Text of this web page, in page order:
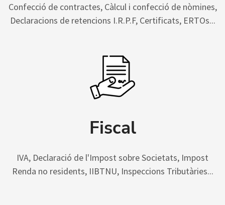
Confecció de contractes, Càlcul i confecció de nòmines,
Declaracions de retencions I.R.P.F, Certificats, ERTOs...
Fiscal
IVA, Declaració de l'Impost sobre Societats, Impost
Renda no residents, IIBTNU, Inspeccions Tributàries...